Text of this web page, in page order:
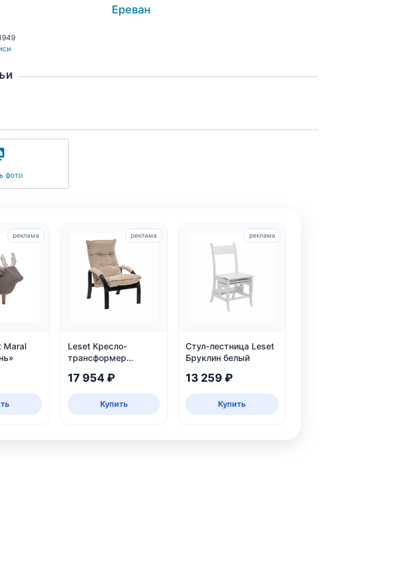
Ереван
фото
Maral
реклама
Leset Кресло-
трансформер
17 954 ₽
Купить
реклама
Стул-лестница Leset
Бруклин белый
13 259 ₽
Купить
реклама